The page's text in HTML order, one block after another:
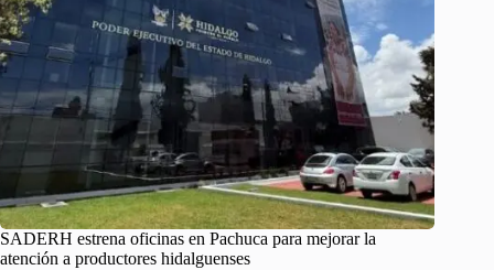
SADERH estrena oficinas en Pachuca para mejorar la
atención a productores hidalguenses